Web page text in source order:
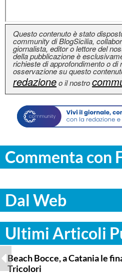
Questo contenuto è stato
community di BlogSicilia,
giornalista, editor o lettore del
della pubblicazione è
richieste di approfondimento o di
osservazione su questo
redazioneo il nostro
Commenta con
Dal Web
Ultimi Articoli
COMMUNITY
Beach Bocce, a Catania le
Tricolori